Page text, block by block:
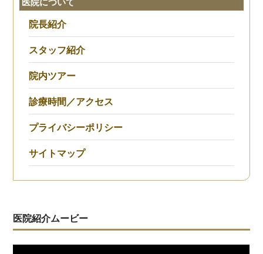
院長紹介
スタッフ紹介
院内ツアー
診療時間／アクセス
プライバシーポリシー
サイトマップ
医院紹介ムービー